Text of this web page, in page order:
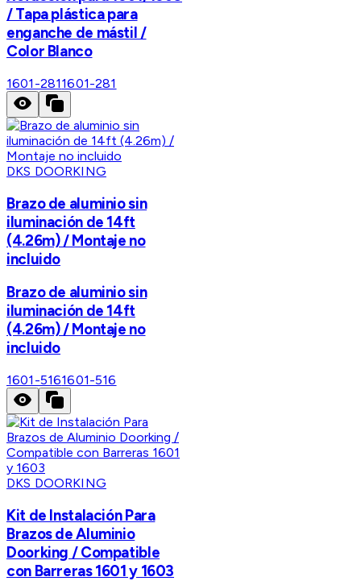
/ Tapa plástica para
enganche de mástil /
Color Blanco
1601-2811601-281
DKS DOORKING
Brazo de aluminio sin
iluminación de 14ft
(4.26m) / Montaje no
incluido
Brazo de aluminio sin
iluminación de 14ft
(4.26m) / Montaje no
incluido
1601-5161601-516
DKS DOORKING
Kit de Instalación Para
Brazos de Aluminio
Doorking / Compatible
con Barreras 1601 y 1603